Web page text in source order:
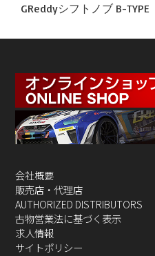
GReddyシフトノブ B-TYPE
会社概要
販売店・代理店
AUTHORIZED DISTRIBUTORS
古物営業法に基づく表示
求人情報
サイトポリシー